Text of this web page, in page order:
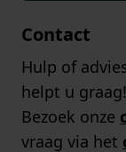
Contact
Hulp of
helpt u graag!
Bezoek onze
vraag via het